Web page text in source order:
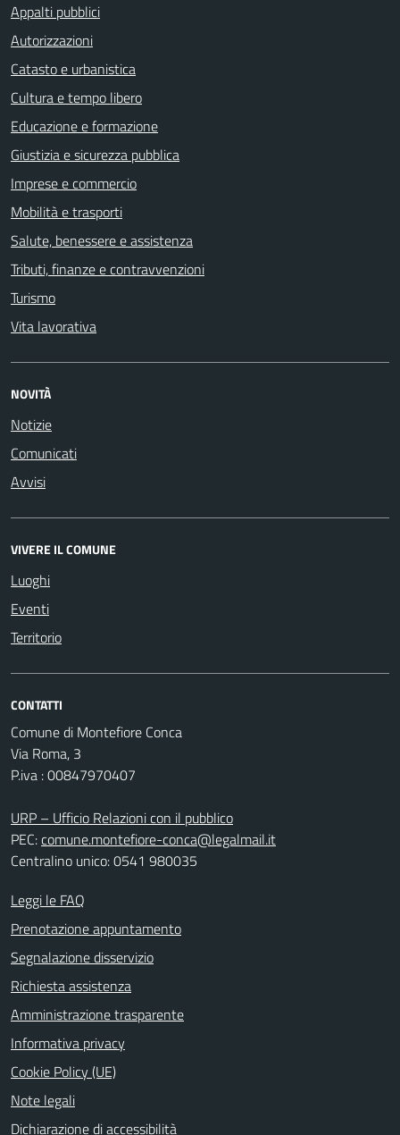
Appalti pubblici
Autorizzazioni
Catasto e urbanistica
Cultura e tempo libero
Educazione e formazione
Giustizia e sicurezza pubblica
Imprese e commercio
Mobilità e trasporti
Salute, benessere e assistenza
Tributi, finanze e contravvenzioni
Turismo
Vita lavorativa
NOVITÀ
Notizie
Comunicati
Avvisi
VIVERE IL COMUNE
Luoghi
Eventi
Territorio
CONTATTI
Comune di Montefiore Conca
Via Roma, 3
P.iva : 00847970407
URP – Ufficio Relazioni con il pubblico
PEC:comune.montefiore-conca@legalmail.it
Centralino unico: 0541 980035
Leggi le FAQ
Prenotazione appuntamento
Segnalazione disservizio
Richiesta assistenza
Amministrazione trasparente
Informativa privacy
Cookie Policy (UE)
Note legali
Dichiarazione di accessibilità